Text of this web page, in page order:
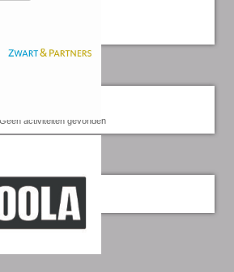
Geen activiteiten gevonden
Twitter